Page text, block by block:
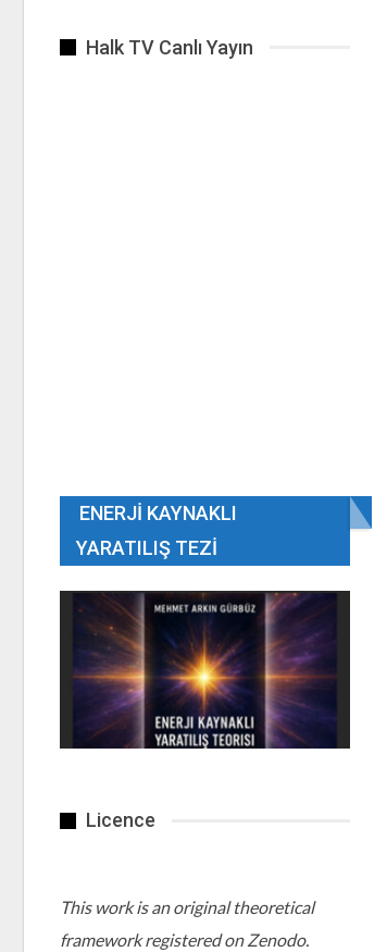
Halk TV Canlı Yayın
ENERJI KAYNAKLI
YARATILIŞ TEZI
Licence
This work is an original theoretical
framework registered on Zenodo.